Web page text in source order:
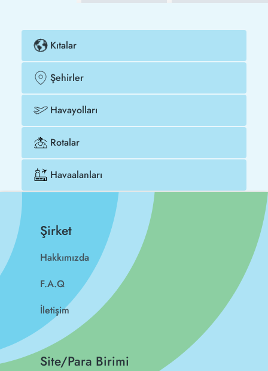
Kıtalar
Şehirler
Havayolları
Rotalar
Havaalanları
Şirket
Hakkımızda
F.A.Q
İletişim
Site/Para Birimi